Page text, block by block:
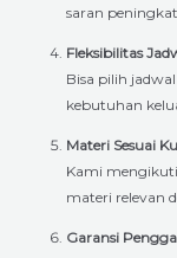
saran
Fleksibilitas
Bisa pilih
kebutuhan
Materi Sesuai
Kami
materi relevan
Garansi